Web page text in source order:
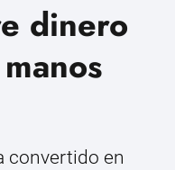
dinero
convertido en